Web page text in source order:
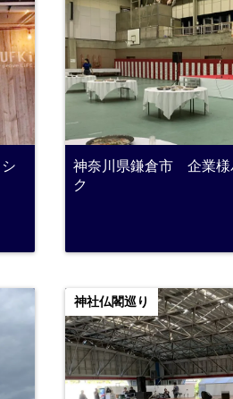
神奈川県鎌倉市 企業様
ク
神社仏閣巡り